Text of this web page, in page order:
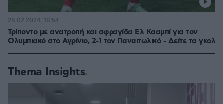
Τρίποντο με ανατροπή και σφραγίδα Ελ Κααμπί για τον
Ολυμπιακό στο Αγρίνιο, 2-1 τον Παναιτωλικό - Δείτε τα γκολ
28.02.2024, 18:54
Thema Insights